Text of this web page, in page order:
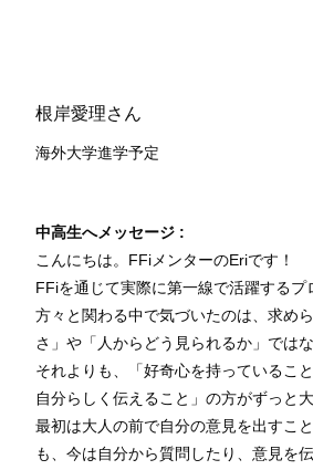
根岸愛理さん
海外大学進学予定
中高生へメッセージ :
こんにちは。FFiメンターのEriです！
FFiを通じて実際に第一線で活躍するプ
方々と関わる中で気づいたのは、求め
さ」や「人からどう見られるか」では
それよりも、「好奇心を持っているこ
自分らしく伝えること」の方がずっと
最初は大人の前で自分の意見を出すこ
も、今は自分から質問したり、意見を